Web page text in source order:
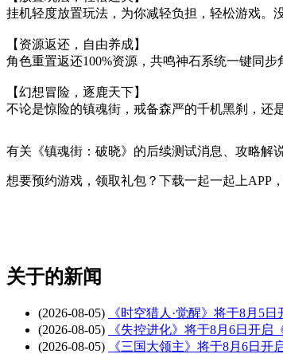
挂机轻度放置玩法，为你减轻负担，轻松游戏。
【资源返还，自由养成】
角色重置返还100%资源，共鸣神石系统一键同
【幻想冒险，逐鹿天下】
不论是惊险的镇魂街，戒备森严的千机黑刹，还
有关 《镇魂街：破晓》 的后续测试消息、攻略解
想要预约游戏，领取礼包？下载一起一起上APP
关于的新闻
(2026-08-05)
《时空猎人·觉醒》将于8月5
(2026-08-05)
《失控进化》将于8月6日开启
(2026-08-05)
《三国大领主》将于8月6日开